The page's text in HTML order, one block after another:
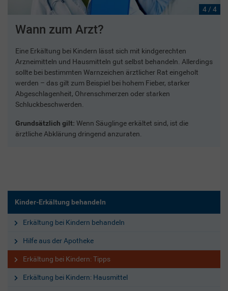
4 / 4
Wann zum Arzt?
Eine Erkältung bei Kindern lässt sich mit kindgerechten
Arzneimitteln und Hausmitteln gut selbst behandeln. Allerdings
sollte bei bestimmten Warnzeichen ärztlicher Rat eingeholt
werden – das gilt zum Beispiel bei hohem Fieber, starker
Abgeschlagenheit, Ohrenschmerzen oder starken
Schluckbeschwerden.
Grundsätzlich gilt: Wenn Säuglinge erkältet sind, ist die
ärztliche Abklärung dringend anzuraten.
Kinder-Erkältung behandeln
Erkältung bei Kindern behandeln
Hilfe aus der Apotheke
Erkältung bei Kindern: Tipps
Erkältung bei Kindern: Hausmittel